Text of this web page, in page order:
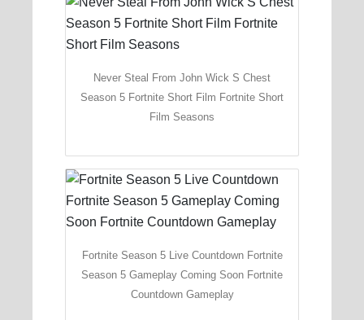
Never Steal From John Wick S Chest
Season 5 Fortnite Short Film Fortnite Short
Film Seasons
Fortnite Season 5 Live Countdown Fortnite
Season 5 Gameplay Coming Soon Fortnite
Countdown Gameplay